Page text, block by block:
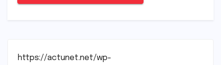
https://actunet.net/wp-